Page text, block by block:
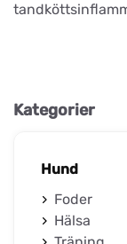
Kategorier
Hund
Foder
Hälsa